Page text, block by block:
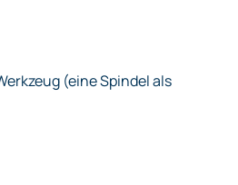
(eine Spindel als